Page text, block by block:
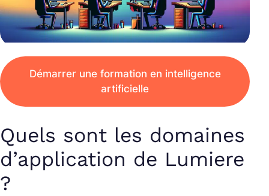
Démarrer une formation en intelligence
artificielle
Quels sont les domaines
d’application de Lumiere
?